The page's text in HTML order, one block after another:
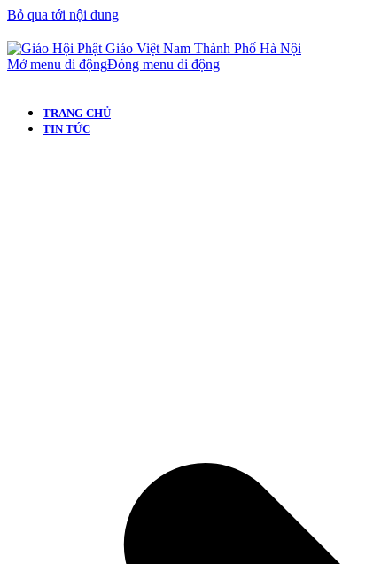
Bỏ qua tới nội dung
Mở menu di độngĐóng menu di động
TRANG CHỦ
TIN TỨC